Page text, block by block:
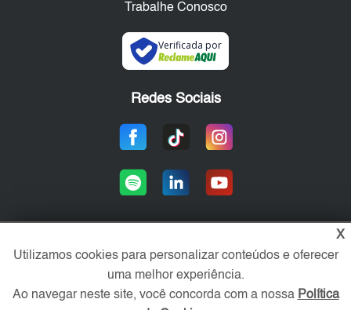
Trabalhe Conosco
Verificada por
Redes Sociais
Área exclusiva aos anunciantes,
acesse sua conta:
X
Utilizamos cookies para personalizar conteúdos e oferecer
uma melhor experiência.
Ao navegar neste site, você concorda com a nossa Política